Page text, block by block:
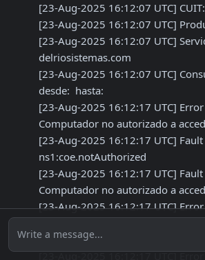
[23-Aug-2025 16:12:07 UTC]
[23-Aug-2025 16:12:07 UTC]
[23-Aug-2025 16:12:07 UTC]
delriosistemas.com
[23-Aug-2025 16:12:07 UTC]
desde:  hasta:
[23-Aug-2025 16:12:17 UTC] Error
Computador no autorizado a
[23-Aug-2025 16:12:17 UTC] Fault
ns1:coe.notAuthorized
[23-Aug-2025 16:12:17 UTC]
Computador no autorizado a
[23-Aug-2025 16:12:17 UTC]
IP/dominio en AFIP:
[23-Aug-2025 16:12:17 UTC]
Write a message...